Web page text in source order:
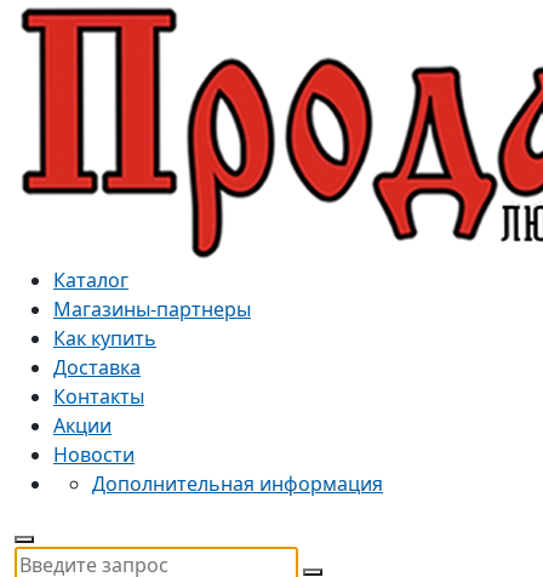
Каталог
Магазины-партнеры
Как купить
Доставка
Контакты
Акции
Новости
Дополнительная информация